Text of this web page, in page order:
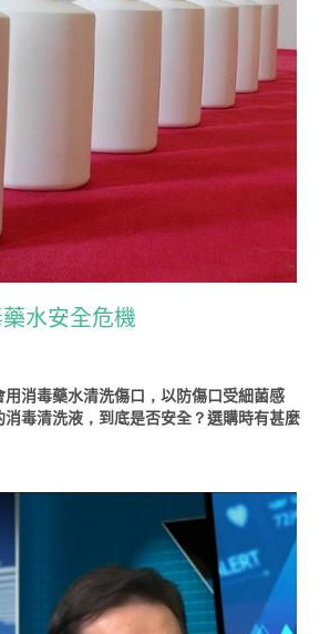
水安全危機
消毒藥水清洗傷口，以防傷口受細菌感
毒清洗液，到底是否安全？選購時有甚麼